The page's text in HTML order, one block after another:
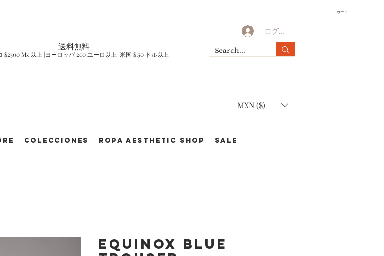
カート
送料無料
$2500 Mx 以上 |ヨーロッパ 200 ユーロ以上 |米国 $150 ドル以上
ログイン
MXN ($)
Colecciones ROPA AESTHETIC Shop SALE
EQUINOX Blue